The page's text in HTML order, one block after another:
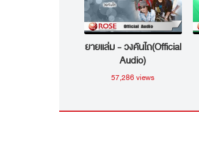
ยายแล่ม - วงคันไถ(Official
Audio)
57,286 views